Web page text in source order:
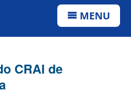
MENU
CRAI de